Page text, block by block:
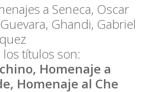
a Seneca, Oscar
Ghandi, Gabriel
títulos son:
Homenaje a
Homenaje al Che